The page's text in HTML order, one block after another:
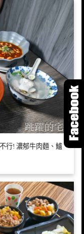
行! 濃郁牛肉麵、鱸